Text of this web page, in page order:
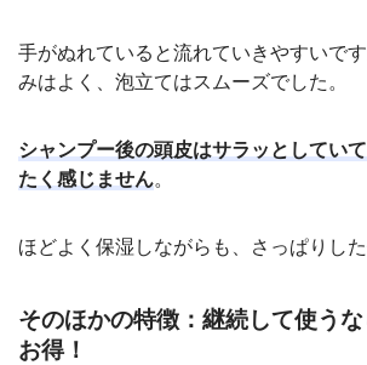
手がぬれていると流れていきやすいで
みはよく、泡立てはスムーズでした。
シャンプー後の頭皮はサラッとしてい
たく感じません。
ほどよく保湿しながらも、さっぱりし
そのほかの特徴：継続して使う
お得！